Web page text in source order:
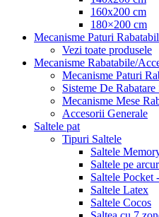
160x200 cm
180×200 cm
Mecanisme Paturi
Vezi toate produsele
Mecanisme Rabatabile/
Mecanisme Paturi
Sisteme De Rabatare
Mecanisme Mese
Accesorii Generale
Saltele pat
Tipuri Saltele
Saltele
Saltele pe
Saltele
Saltele Latex
Saltele Cocos